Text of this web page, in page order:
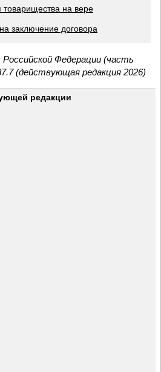
товарищества на вере
заключение договора
Российской Федерации (часть
(действующая редакция 2026)
редакции